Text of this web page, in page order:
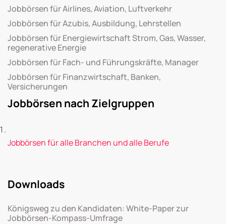
Jobbörsen für Airlines, Aviation, Luftverkehr
Jobbörsen für Azubis, Ausbildung, Lehrstellen
Jobbörsen für Energiewirtschaft Strom, Gas, Wasser,
regenerative Energie
Jobbörsen für Fach- und Führungskräfte, Manager
Jobbörsen für Finanzwirtschaft, Banken,
Versicherungen
Jobbörsen nach Zielgruppen
Jobbörsen für alle Branchen und alle Berufe
Downloads
Königsweg zu den Kandidaten: White-Paper zur
Jobbörsen-Kompass-Umfrage